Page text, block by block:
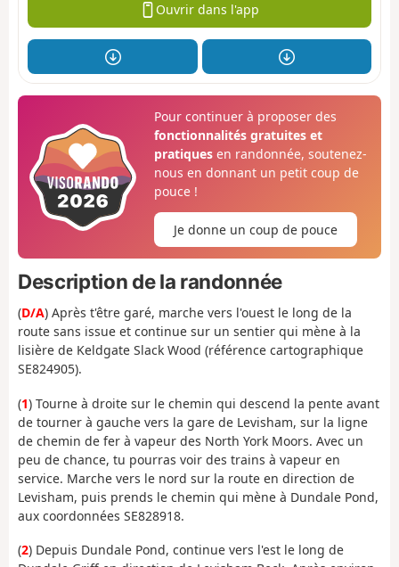
Ouvrir dans l'app
Pour continuer à proposer des
fonctionnalités gratuites et
pratiquesen randonnée, soutenez-
nous en donnant un petit coup de
pouce !
Je donne un coup de pouce
Description de la randonnée
(D/A) Après t'être garé, marche vers l'ouest le long de la
route sans issue et continue sur un sentier qui mène à la
lisière de Keldgate Slack Wood (référence cartographique
SE824905).
(1) Tourne à droite sur le chemin qui descend la pente avant
de tourner à gauche vers la gare de Levisham, sur la ligne
de chemin de fer à vapeur des North York Moors. Avec un
peu de chance, tu pourras voir des trains à vapeur en
service. Marche vers le nord sur la route en direction de
Levisham, puis prends le chemin qui mène à Dundale Pond,
aux coordonnées SE828918.
(2) Depuis Dundale Pond, continue vers l'est le long de